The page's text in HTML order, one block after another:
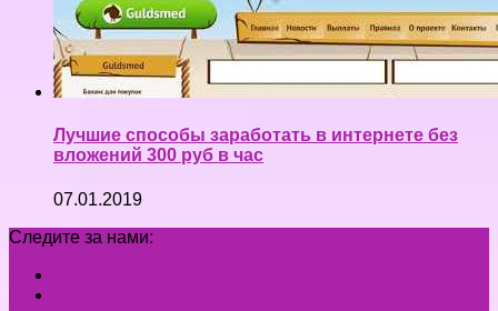
Лучшие способы заработать в интернете без
вложений 300 руб в час
07.01.2019
Следите за нами: